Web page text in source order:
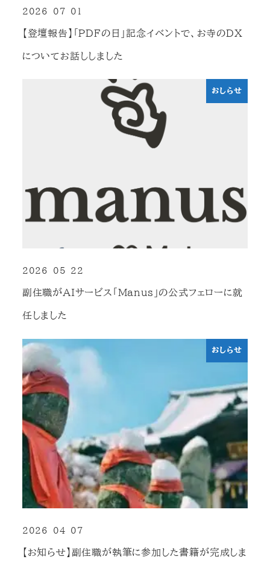
【登壇報告】「PDFの日」記念イベントで、お寺のDX
についてお話ししました
2026-07-01
おしらせ
副住職がAIサービス「Manus」の公式フェローに就
任しました
2026-05-22
おしらせ
【お知らせ】副住職が執筆に参加した書籍が完成しま
2026-04-07